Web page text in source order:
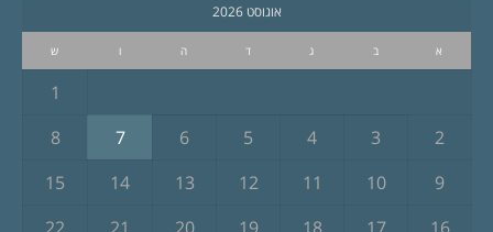
אוגוסט 2026
א ב ג ד ה ו ש
1
2
3
4
5
6
7
8
9
10
11
12
13
14
15
16
17
18
19
20
21
22